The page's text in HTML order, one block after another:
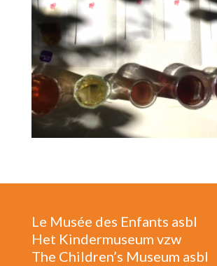
Le Musée des Enfants asbl
Het Kindermuseum vzw
The Children’s Museum asbl